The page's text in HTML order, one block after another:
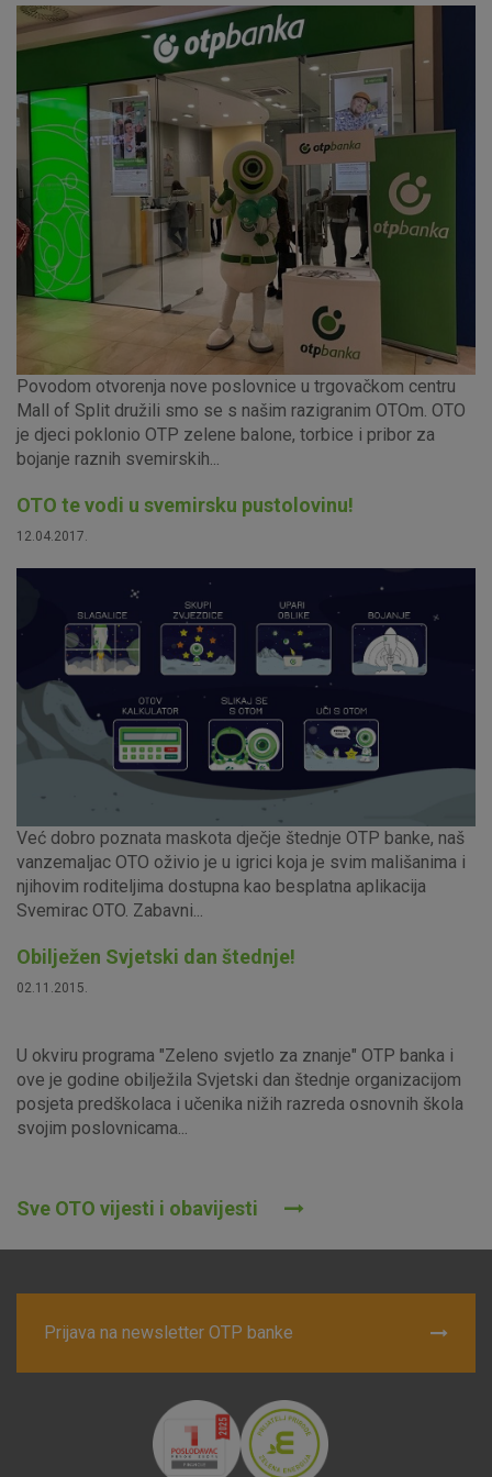
Povodom otvorenja nove poslovnice u trgovačkom centru
Mall of Split družili smo se s našim razigranim OTOm. OTO
je djeci poklonio OTP zelene balone, torbice i pribor za
bojanje raznih svemirskih...
OTO te vodi u svemirsku pustolovinu!
12.04.2017.
Već dobro poznata maskota dječje štednje OTP banke, naš
vanzemaljac OTO oživio je u igrici koja je svim mališanima i
njihovim roditeljima dostupna kao besplatna aplikacija
Svemirac OTO. Zabavni...
Obilježen Svjetski dan štednje!
02.11.2015.
U okviru programa "Zeleno svjetlo za znanje" OTP banka i
ove je godine obilježila Svjetski dan štednje organizacijom
posjeta predškolaca i učenika nižih razreda osnovnih škola
svojim poslovnicama...
Sve OTO vijesti i obavijesti
Prijava na newsletter OTP banke
Nužni (tehnički) kolačići - uvijek aktivni
Ovi kolačići nužni su za funkcioniranje internetske stranice i
ne mogu se isključiti u našim sustavima. Uobičajeno se
postavljaju kao odgovor na vaše radnje koje uključuju zahtjev
za uslugama, kao što su postavke kolačića. Svoj preglednik
možete postaviti da blokira te kolačiće ili pošalje upozorenje
o njima, ali u tom slučaju neki dijelovi stranice neće raditi. Ti
kolačići ne pohranjuju nikakve informacije koje bi vas mogle
identificirati.
Detaljnije informacije o kolačićima